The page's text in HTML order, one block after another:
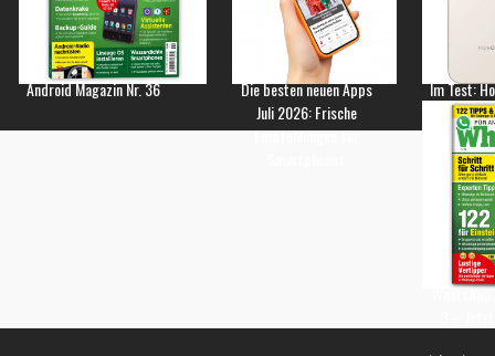
Android Magazin Nr. 36
Die besten neuen Apps
Juli 2026: Frische
Empfehlungen für
Im Test: